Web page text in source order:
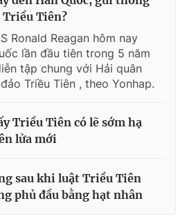
Triều Tiên?
Ronald Reagan hôm nay
lần đầu tiên trong 5 năm
tập chung với Hải quân
Triều Tiên , theo Yonhap.
Triều Tiên có lẽ sớm hạ
lửa mới
sau khi luật Triều Tiên
phủ đầu bằng hạt nhân